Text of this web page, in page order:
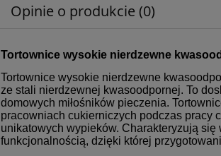
Opinie o produkcie (0)
Tortownice wysokie nierdzewne
Tortownice wysokie nierdzewne
ze stali nierdzewnej kwasoodpornej. To
domowych miłośników pieczenia.
pracowniach cukierniczych podczas pracy
unikatowych wypieków. Charakteryzują
funkcjonalnością, dzięki której